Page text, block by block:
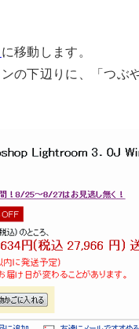
に移動します。
の下辺りに、「つぶ